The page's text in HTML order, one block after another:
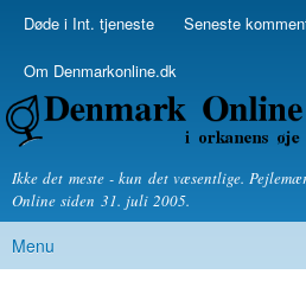
Skip to
Secondary menu
Døde i Int. tjeneste Seneste
Om Denmarkonline.dk
Denmarkonline.dk -
Ikke det meste - kun det væsentlige.
Online siden 31. juli 2005.
Main menu
Menu